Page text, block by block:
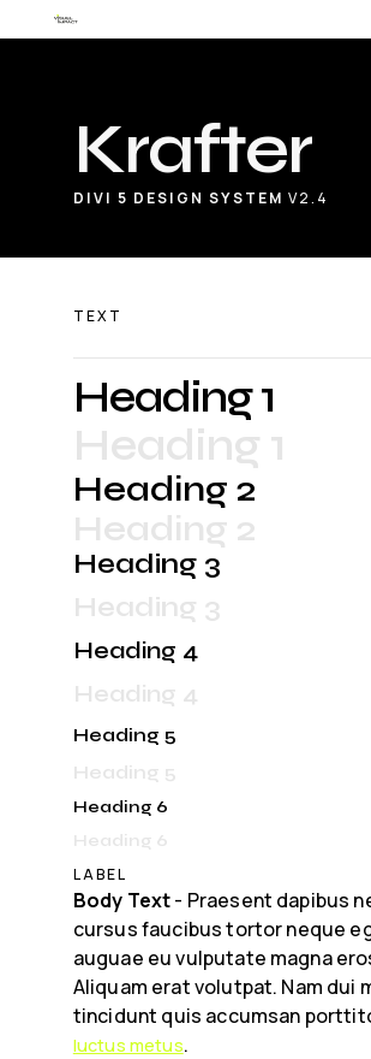
Krafter
DIVI 5 DESIGN SYSTEM V2.4
TEXT
Heading 1
Heading 1
Heading 2
Heading 2
Heading 3
Heading 3
Heading 4
Heading 4
Heading 5
Heading 5
Heading 6
Heading 6
LABEL
Body Text- Praesent dapibus
cursus faucibus tortor neque
auguae eu vulputate magna
Aliquam erat volutpat. Nam dui
tincidunt quis accumsan
luctus metus.